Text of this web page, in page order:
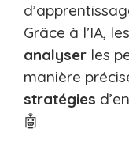
Grâce à l’IA,
analyser les
manière
stratégies
🤖